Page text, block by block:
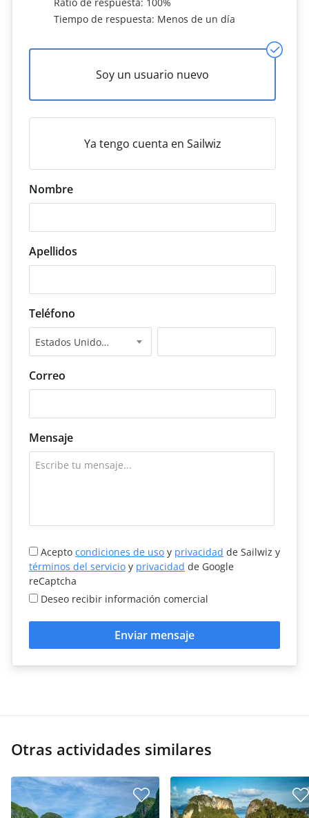
Tiempo de respuesta: Menos de un día
Soy un usuario nuevo
Ya tengo cuenta en Sailwiz
Nombre
Apellidos
Teléfono
Estados Unidos +1
Correo
Mensaje
Acepto condiciones de uso y privacidad de Sailwiz y
términos del servicio y privacidad de Google
reCaptcha
Deseo recibir información comercial
Enviar mensaje
Otras actividades similares